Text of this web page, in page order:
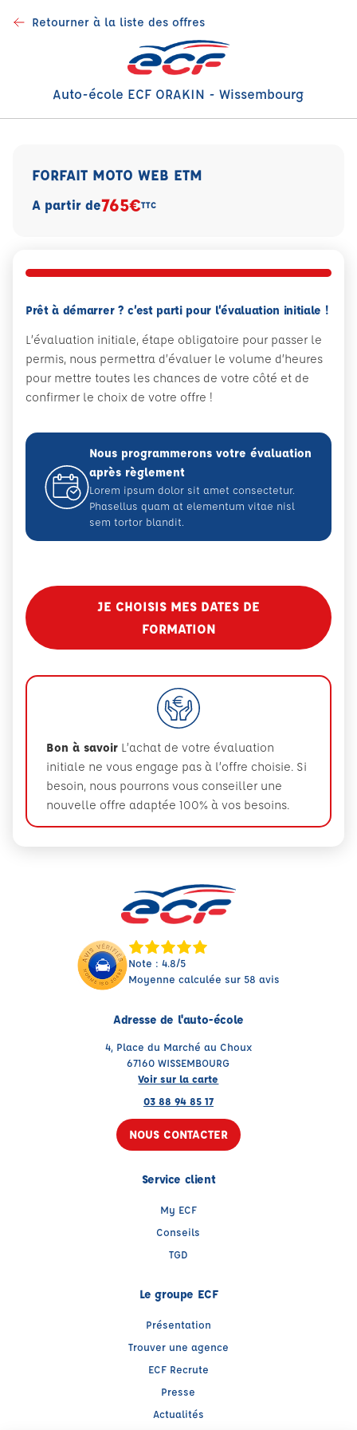
Retourner à la liste des offres
Auto-école ECF ORAKIN - Wissembourg
Prêt à démarrer ? c’est parti pour l’évaluation initiale !
L’évaluation initiale, étape obligatoire pour passer le
permis, nous permettra d’évaluer le volume d’heures
pour mettre toutes les chances de votre côté et de
confirmer le choix de votre offre !
Nous programmerons votre évaluation
après règlement
Lorem ipsum dolor sit amet consectetur.
Phasellus quam at elementum vitae nisl
sem tortor blandit.
JE CHOISIS MES DATES DE
FORMATION
Bon à savoir L’achat de votre évaluation
initiale ne vous engage pas à l’offre choisie. Si
besoin, nous pourrons vous conseiller une
nouvelle offre adaptée 100% à vos besoins.
FORFAIT MOTO WEB ETM
A partir de765€TTC
Note : 4.8/5
Moyenne calculée sur 58 avis
Adresse de l'auto-école
4, Place du Marché au Choux
67160 WISSEMBOURG
Voir sur la carte
03 88 94 85 17
NOUS CONTACTER
Service client
My ECF
Conseils
TGD
Le groupe ECF
Présentation
Trouver une agence
ECF Recrute
Presse
Actualités